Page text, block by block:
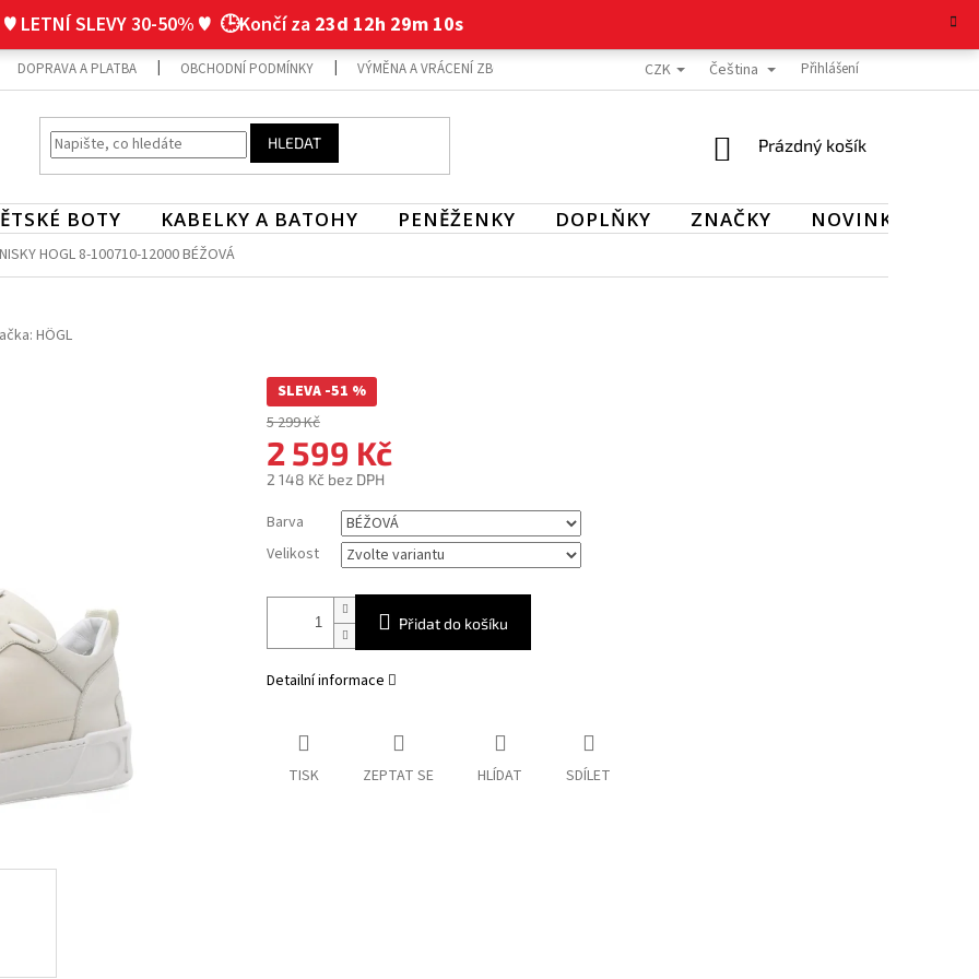
♥ LETNÍ SLEVY 30-50% ♥ 🕒Končí za23d 12h 29m 9s
DOPRAVA A PLATBA OBCHODNÍ PODMÍNKY VÝMĚNA A VRÁCENÍ ZBOŽÍ REKLAMAČNÍ ŘÁD OCHRANA OSOBNÍCH ÚDAJŮ
CZK Čeština Přihlášení
HLEDAT
NÁKUPNÍ
Prázdný košík
BOTY KABELKY A BATOHY PENĚŽENKY DOPLŇKY ZNAČKY NOVINKY
HOGL 8-100710-12000 BÉŽOVÁ
HÖGL
SLEVA -51 %
5 299 Kč
2 599 Kč
2 148 Kč bez DPH
cena:
Barva
Velikost
Přidat do košíku
Detailní informace
TISK ZEPTAT SE HLÍDAT SDÍLET